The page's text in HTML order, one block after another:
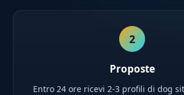
2
Proposte
Entro 24 ore ricevi 2-3 profili di dog